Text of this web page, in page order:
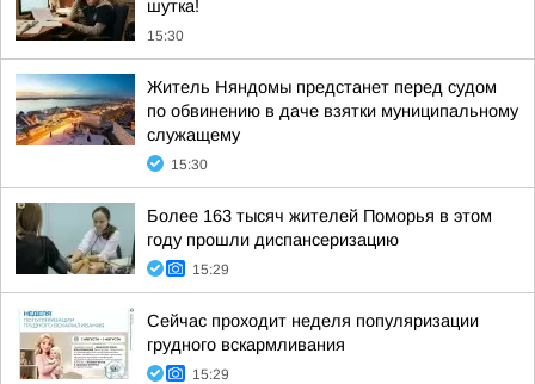
шутка!
15:30
Житель Няндомы предстанет перед судом
по обвинению в даче взятки муниципальному
служащему
15:30
Более 163 тысяч жителей Поморья в этом
году прошли диспансеризацию
15:29
Сейчас проходит неделя популяризации
грудного вскармливания
15:29